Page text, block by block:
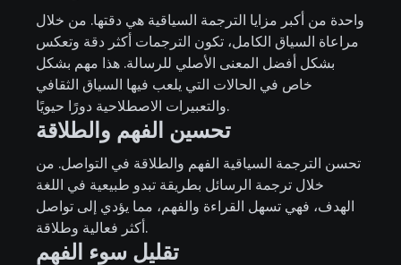
واحدة من أكبر مزايا الترجمة السياقية هي دقتها. من خلال
مراعاة السياق الكامل، تكون الترجمات أكثر دقة وتعكس
بشكل أفضل المعنى الأصلي للرسالة. هذا مهم بشكل
خاص في الحالات التي يلعب فيها السياق الثقافي
تحسين الفهم والطلاقة
تحسن الترجمة السياقية الفهم والطلاقة في التواصل. من
خلال ترجمة الرسائل بطريقة تبدو طبيعية في اللغة
الهدف، فهي تسهل القراءة والفهم، مما يؤدي إلى تواصل
تقليل سوء الفهم